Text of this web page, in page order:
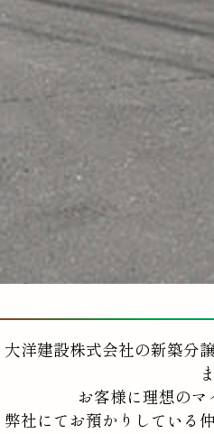
大洋建設株式会社の新築分
お客様に理想の
弊社にてお預かりしている